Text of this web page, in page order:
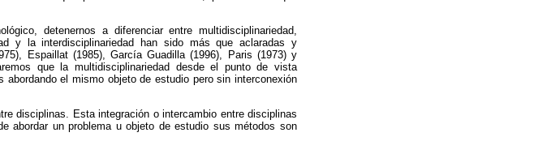
detenernos a diferenciar entre multidisciplinariedad,
y la interdisciplinariedad han sido más que aclaradas y
Espaillat (1985), García Guadilla (1996), Paris (1973) y
que la multidisciplinariedad desde el punto de vista
el mismo objeto de estudio pero sin interconexión
disciplinas. Esta integración o intercambio entre disciplinas
abordar un problema u objeto de estudio sus métodos son